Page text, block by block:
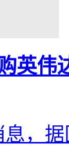
英伟
息，